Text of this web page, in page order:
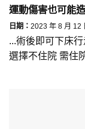
運動傷害也可能
日期： 2023 年 8 月 12
...術後即可下床
選擇不住院 需住